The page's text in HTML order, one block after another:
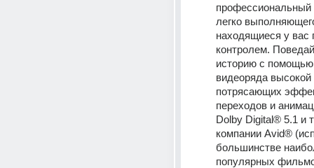
профессиональный
легко
находящиеся у вас
контролем.
историю с помощью
видеоряда высокой
потрясающих
переходов и
Dolby Digital® 5.1 и
компании Avid®
большинстве
популярных